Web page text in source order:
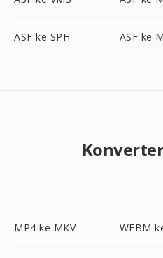
ASF ke SPH ASF ke
MP4 ke MKV WEBM